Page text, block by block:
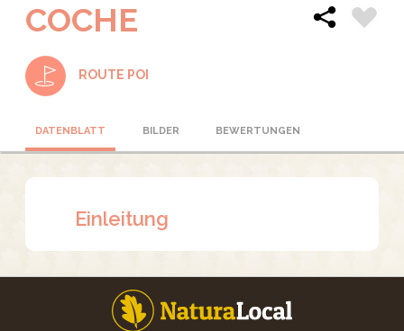
COCHE
ROUTE POI
DATENBLATT BILDER BEWERTUNGEN
Einleitung